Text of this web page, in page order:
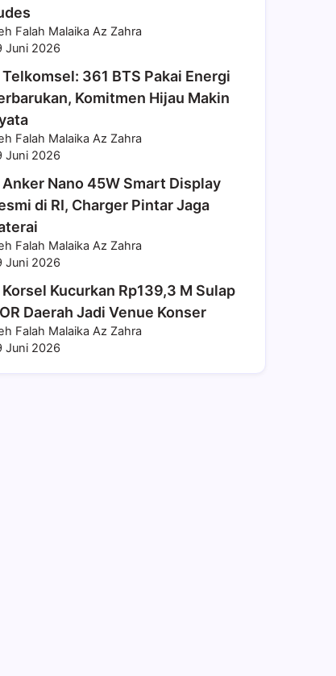
Falah Malaika Az Zahra
Juni 2026
Telkomsel: 361 BTS Pakai Energi
Komitmen Hijau Makin
Falah Malaika Az Zahra
Juni 2026
Anker Nano 45W Smart Display
di RI, Charger Pintar Jaga
Falah Malaika Az Zahra
Juni 2026
Korsel Kucurkan Rp139,3 M Sulap
Daerah Jadi Venue Konser
Falah Malaika Az Zahra
Juni 2026